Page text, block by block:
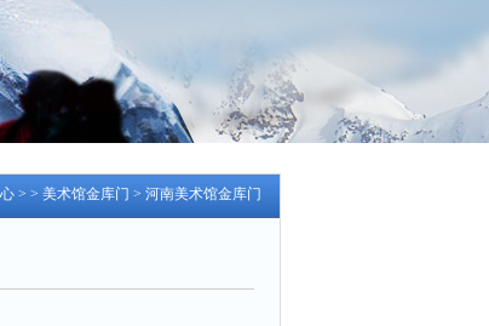
> > 美术馆金库门 > 河南美术馆金库门